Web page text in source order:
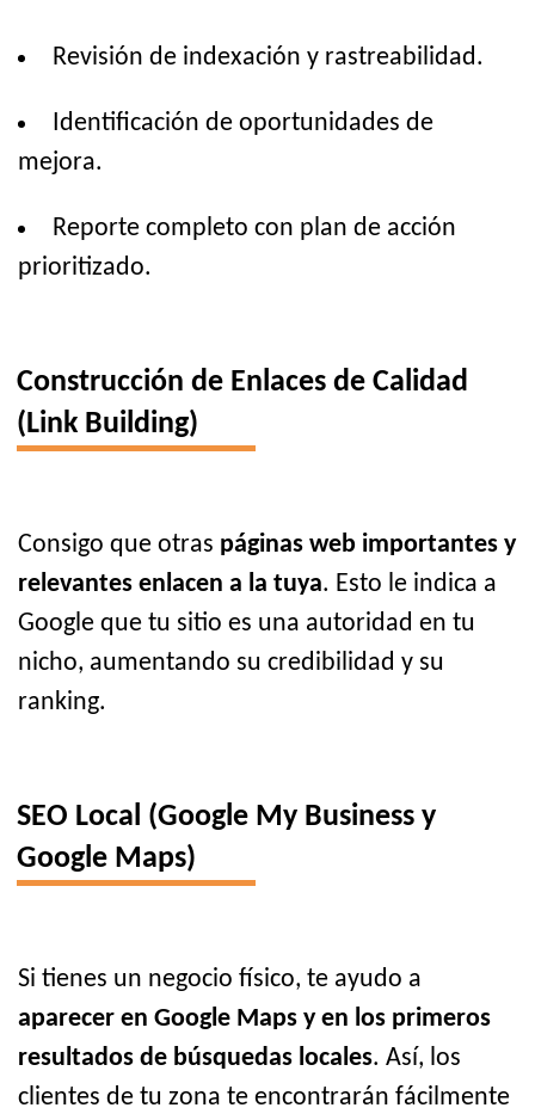
Revisión de indexación y rastreabilidad.
Identificación de oportunidades de
mejora.
Reporte completo con plan de acción
prioritizado.
Construcción de Enlaces de Calidad
(Link Building)
Consigo que otras páginas web importantes y
relevantes enlacen a la tuya. Esto le indica a
Google que tu sitio es una autoridad en tu
nicho, aumentando su credibilidad y su
ranking.
SEO Local (Google My Business y
Google Maps)
Si tienes un negocio físico, te ayudo a
aparecer en Google Maps y en los primeros
resultados de búsquedas locales. Así, los
clientes de tu zona te encontrarán fácilmente